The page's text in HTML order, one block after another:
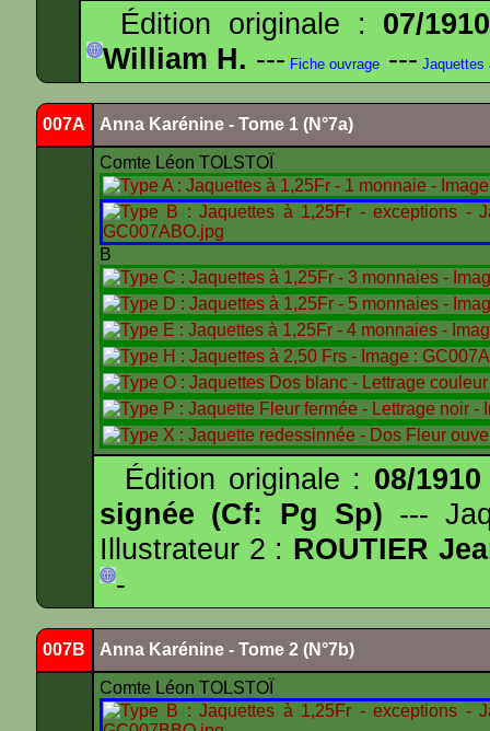
Édition originale : 07/1910
William H. --- Fiche ouvrage --- Jaquettes
007A Anna Karénine - Tome 1 (N°7a)
Comte Léon TOLSTOÏ
B
Édition originale : 08/1910
signée (Cf: Pg Sp) ---
Illustrateur 2 : ROUTIER
-
007B Anna Karénine - Tome 2 (N°7b)
Comte Léon TOLSTOÏ